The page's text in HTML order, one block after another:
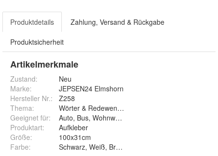
Produktdetails Zahlung, Versand & Rückgabe
Produktsicherheit
Artikelmerkmale
Zustand:
Neu
Marke:
JEPSEN24 Elmshorn
Hersteller Nr.:
Z258
Thema:
Wörter & Redewendungen
Geeignet für:
Auto, Bus, Wohnwagen, Wand, Fenster
Produktart:
Aufkleber
Größe:
100x31cm
Farbe: Schwarz, Weiß, Braun, Hellbraun, Cafebraun,